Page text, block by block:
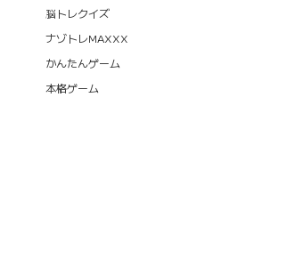
脳トレクイズ
ナゾトレMAXXX
かんたんゲーム
本格ゲーム